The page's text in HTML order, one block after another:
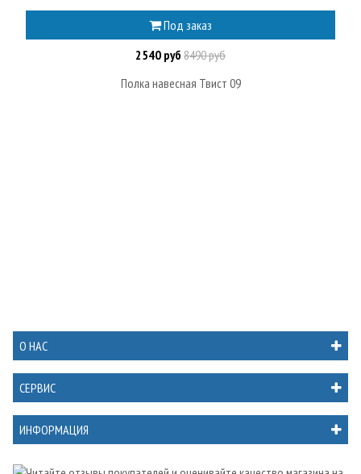
Под заказ
2540 руб 8490 руб
Полка навесная Твист 09
О НАС
СЕРВИС
ИНФОРМАЦИЯ